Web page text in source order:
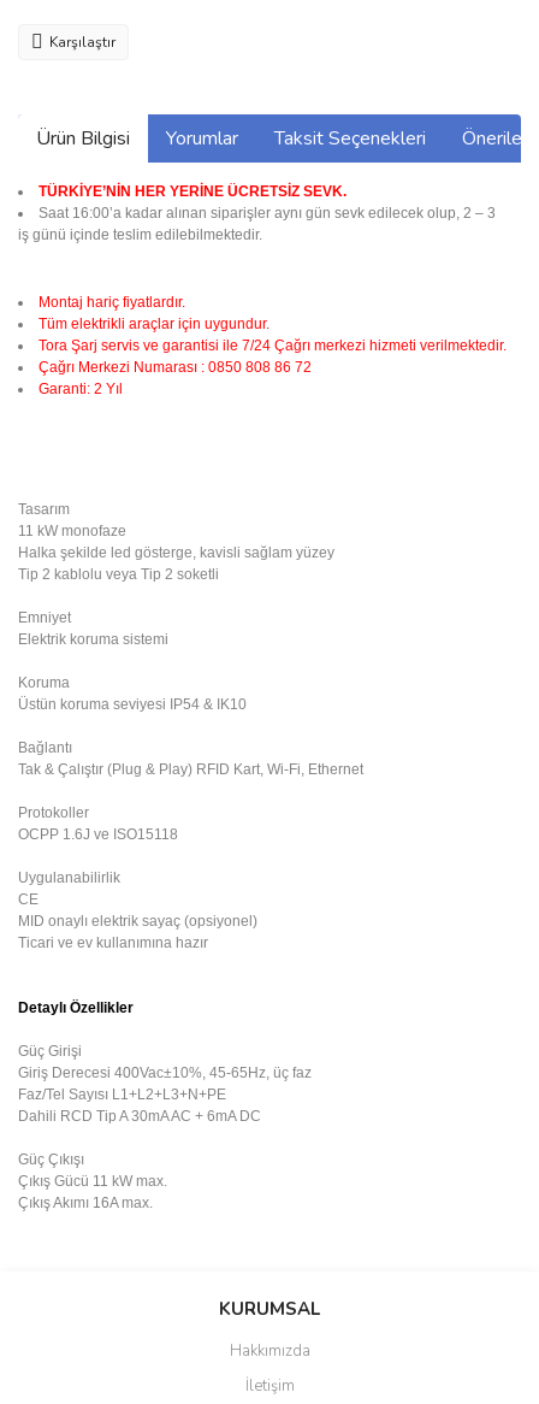
Karşılaştır
Ürün Bilgisi Yorumlar Taksit Seçenekleri
TÜRKİYE’NİN HER YERİNE ÜCRETSİZ SEVK.
Saat 16:00’a kadar alınan siparişler aynı gün sevk edilecek olup, 2 – 3
iş günü içinde teslim edilebilmektedir.
Montaj hariç fiyatlardır.
Tüm elektrikli araçlar için uygundur.
Tora Şarj servis ve garantisi ile 7/24 Çağrı merkezi hizmeti verilmektedir.
Çağrı Merkezi Numarası : 0850 808 86 72
Garanti: 2 Yıl
Tasarım
11 kW monofaze
Halka şekilde led gösterge, kavisli sağlam yüzey
Tip 2 kablolu veya Tip 2 soketli
Emniyet
Elektrik koruma sistemi
Koruma
Üstün koruma seviyesi IP54 & IK10
Bağlantı
Tak & Çalıştır (Plug & Play) RFID Kart, Wi-Fi, Ethernet
Protokoller
OCPP 1.6J ve ISO15118
Uygulanabilirlik
CE
MID onaylı elektrik sayaç (opsiyonel)
Ticari ve ev kullanımına hazır
Detaylı Özellikler
Güç Girişi
Giriş Derecesi 400Vac±10%, 45-65Hz, üç faz
Faz/Tel Sayısı L1+L2+L3+N+PE
Dahili RCD Tip A 30mA AC + 6mA DC
Güç Çıkışı
Çıkış Gücü 11 kW max.
Çıkış Akımı 16A max.
Bu ürüne ilk yorumu siz yapın!
Yorum Yaz
Ürün resmi kalitesiz, bozuk veya görüntülenemiyor.
KURUMSAL
Hakkımızda
İletişim